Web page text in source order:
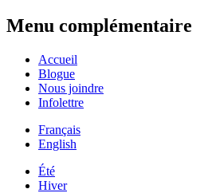
Menu complémentaire
Accueil
Blogue
Nous joindre
Infolettre
Français
English
Été
Hiver